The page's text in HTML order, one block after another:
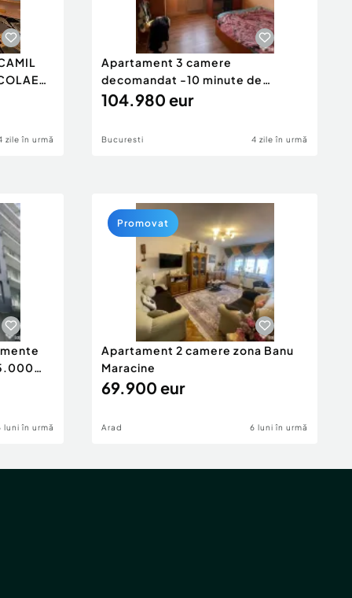
zile în urmă
Apartament 3 camere
decomandat -10 minute de
metrou Apara...
104.980 eur
Bucuresti 4 zile în urmă
luni în urmă
Apartament 2 camere zona Banu
Maracine
69.900 eur
Arad 6 luni în urmă
Promovat